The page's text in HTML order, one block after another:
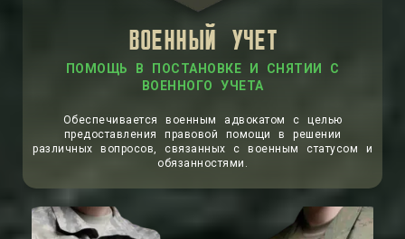
ВОЕННЫЙ УЧЕТ
ПОМОЩЬ В ПОСТАНОВКЕ И СНЯТИИ С
ВОЕННОГО УЧЕТА
Обеспечивается военным адвокатом с целью
предоставления правовой помощи в решении
различных вопросов, связанных с военным статусом и
обязанностями.